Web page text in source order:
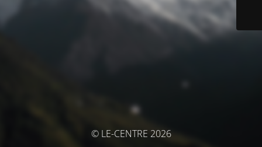
© LE-CENTRE 2026